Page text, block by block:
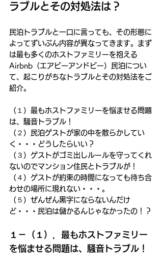
ラブルとその対処法は？
民泊トラブルと一口に言っても、その形態に
よってずいぶん内容が異なってきます。まず
は最も多くのホストファミリーを抱える
Airbnb（エアビーアンドビー）民泊につい
て、起こりがちなトラブルとその対処法をご
紹介。
（１）最もホストファミリーを悩ませる問題
は、騒音トラブル！
（２）民泊ゲストが家の中を散らかしてい
く・・・どうしたらいい？
（３）ゲストがゴミ出しルールを守ってくれ
ないのでマンション住民とトラブルが！
（４）ゲストが約束の時間になっても待ち合
わせの場所に現れない・・・。
（５）ぜんぜん黒字にならないんだけ
ど・・・民泊は儲かるんじゃなかったの！？
１－（１）．最もホストファミリー
を悩ませる問題は、騒音トラブル！